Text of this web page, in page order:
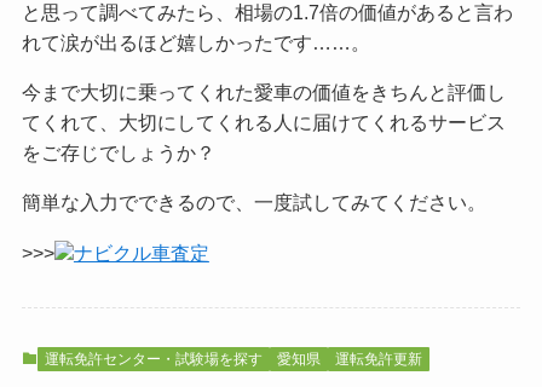
と思って調べてみたら、相場の1.7倍の価値があると言わ
れて涙が出るほど嬉しかったです……。
今まで大切に乗ってくれた愛車の価値をきちんと評価し
てくれて、大切にしてくれる人に届けてくれるサービス
をご存じでしょうか？
簡単な入力でできるので、一度試してみてください。
>>> ナビクル車査定
運転免許センター・試験場を探す 愛知県 運転免許更新